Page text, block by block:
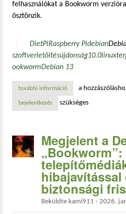
felhasználókat a Bookworm
ösztönzik.
DietPiRaspberry Pidebian
szoftverletöltésújdonság10.0linux
ookwormDebian 13
további információmegjelent a dietpi
a
bejelentkezés szükséges
Megjelent a
hibajavítással
biztonsági
Beküldte kami911 - 2026.